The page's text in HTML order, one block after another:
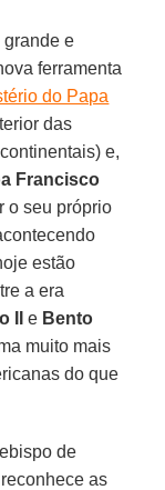
grande e
ferramenta
do Papa
das
e,
Francisco
o seu próprio
estão
a era
II e Bento
muito mais
do que
de
as